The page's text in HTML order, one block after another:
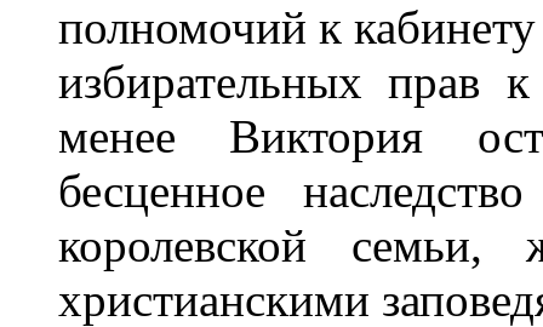
полномочий к
избирательных прав
менее Виктория
бесценное
королевской
христианскими